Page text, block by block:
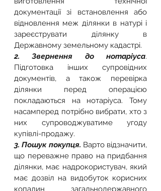
документації зі встановлення або
відновлення меж ділянки в натурі і
зареєструвати ділянку в
Державному земельному кадастрі.
2. Звернення до нотаріуса.
Підготовка інших супровідних
документів, а також перевірка
ділянки перед операцією
покладаються на нотаріуса. Тому
насамперед потрібно вибрати, хто з
них супроводжуватиме угоду
купівлі-продажу.
3. Пошук покупця. Варто відзначити,
що переважне право на придбання
ділянки, має надрокористувач, який
має дозвіл на видобуток корисних
копалин загальнодержавного